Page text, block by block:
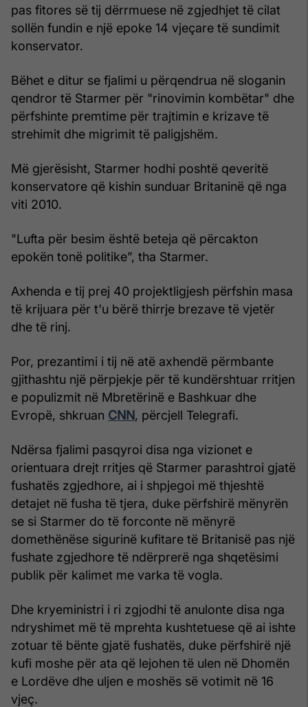
pas fitores së tij dërrmuese në zgjedhjet të cilat
sollën fundin e një epoke 14 vjeçare të sundimit
konservator.
Bëhet e ditur se fjalimi u përqendrua në sloganin
qendror të Starmer për "rinovimin kombëtar" dhe
përfshinte premtime për trajtimin e krizave të
strehimit dhe migrimit të paligjshëm.
Më gjerësisht, Starmer hodhi poshtë qeveritë
konservatore që kishin sunduar Britaninë që nga
viti 2010.
"Lufta për besim është beteja që përcakton
epokën tonë politike”, tha Starmer.
Axhenda e tij prej 40 projektligjesh përfshin masa
të krijuara për t'u bërë thirrje brezave të vjetër
dhe të rinj.
Por, prezantimi i tij në atë axhendë përmbante
gjithashtu një përpjekje për të kundërshtuar rritjen
e populizmit në Mbretërinë e Bashkuar dhe
Evropë, shkruan CNN, përcjell Telegrafi.
Ndërsa fjalimi pasqyroi disa nga vizionet e
orientuara drejt rritjes që Starmer parashtroi gjatë
fushatës zgjedhore, ai i shpjegoi më thjeshtë
detajet në fusha të tjera, duke përfshirë mënyrën
se si Starmer do të forconte në mënyrë
domethënëse sigurinë kufitare të Britanisë pas një
fushate zgjedhore të ndërprerë nga shqetësimi
publik për kalimet me varka të vogla.
Dhe kryeministri i ri zgjodhi të anulonte disa nga
ndryshimet më të mprehta kushtetuese që ai ishte
zotuar të bënte gjatë fushatës, duke përfshirë një
kufi moshe për ata që lejohen të ulen në Dhomën
e Lordëve dhe uljen e moshës së votimit në 16
vjeç.